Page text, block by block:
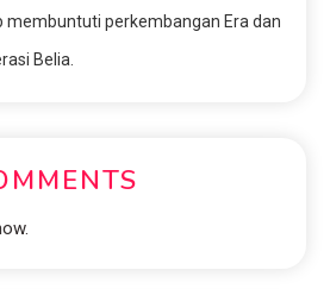
membuntuti perkembangan Era dan
Belia.